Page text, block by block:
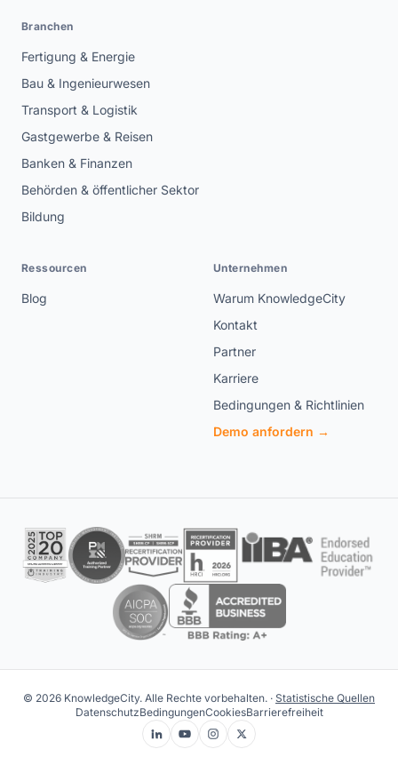
Branchen
Fertigung & Energie
Bau & Ingenieurwesen
Transport & Logistik
Gastgewerbe & Reisen
Banken & Finanzen
Behörden & öffentlicher Sektor
Bildung
Ressourcen
Blog
Unternehmen
Warum KnowledgeCity
Kontakt
Partner
Karriere
Bedingungen & Richtlinien
Demo anfordern →
© 2026 KnowledgeCity. Alle Rechte vorbehalten. · Statistische Quellen
DatenschutzBedingungenCookiesBarrierefreiheit